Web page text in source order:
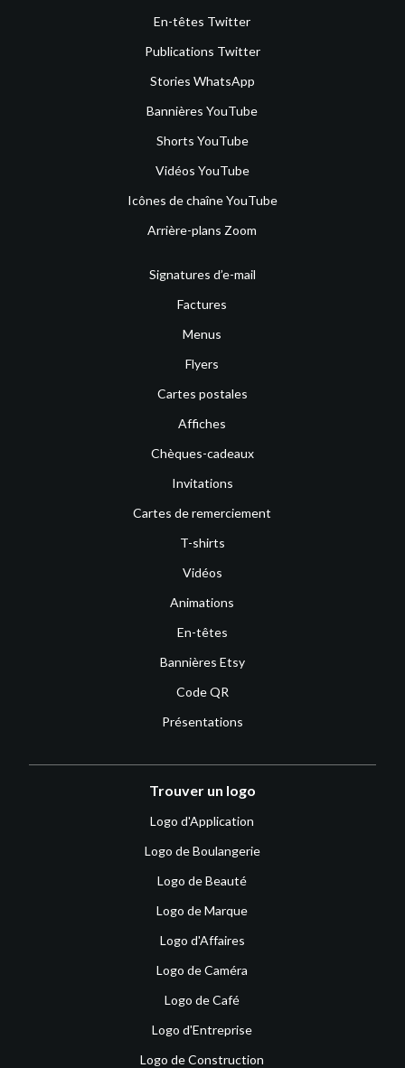
En-têtes Twitter
Publications Twitter
Stories WhatsApp
Bannières YouTube
Shorts YouTube
Vidéos YouTube
Icônes de chaîne YouTube
Arrière-plans Zoom
Signatures d’e-mail
Factures
Menus
Flyers
Cartes postales
Affiches
Chèques-cadeaux
Invitations
Cartes de remerciement
T-shirts
Vidéos
Animations
En-têtes
Bannières Etsy
Code QR
Présentations
Trouver un logo
Logo d'Application
Logo de Boulangerie
Logo de Beauté
Logo de Marque
Logo d'Affaires
Logo de Caméra
Logo de Café
Logo d'Entreprise
Logo de Construction